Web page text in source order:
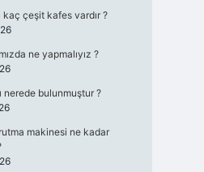
kaç çeşit kafes vardır ?
ne yapmalıyız ?
nerede bulunmuştur ?
makinesi ne kadar